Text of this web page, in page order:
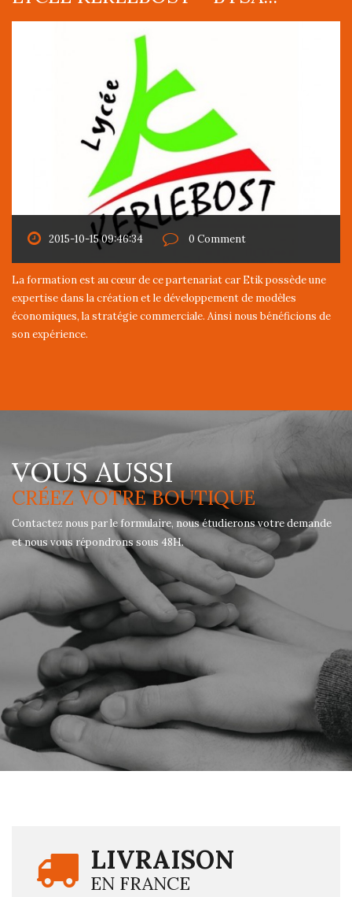
2015-10-15 09:46:34 0 Comment
La formation est au cœur de ce partenariat car Etik possède une
expertise dans la création et le développement de modèles
économiques, la stratégie commerciale. Ainsi nous bénéficions de
son expérience.
VOUS AUSSI
CRÉEZ VOTRE BOUTIQUE
Contactez nous par le formulaire, nous étudierons votre demande
et nous vous répondrons sous 48H.
LIVRAISON
EN FRANCE